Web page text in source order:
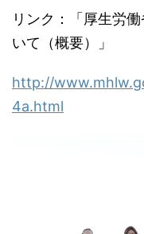
リンク：「厚生労
いて（概要）」
http://
4a.html